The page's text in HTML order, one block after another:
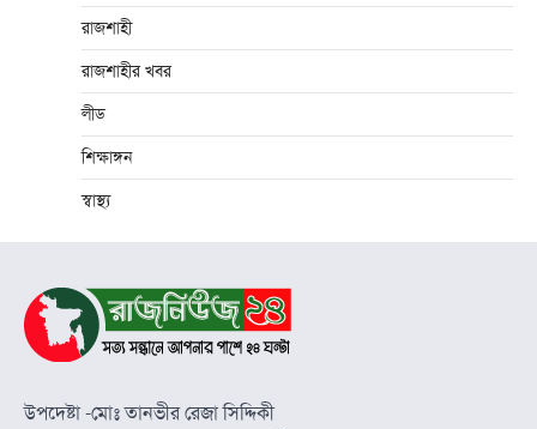
রাজশাহী
রাজশাহীর খবর
লীড
শিক্ষাঙ্গন
স্বাস্থ্য
উপদেষ্টা -মোঃ তানভীর রেজা সিদ্দিকী